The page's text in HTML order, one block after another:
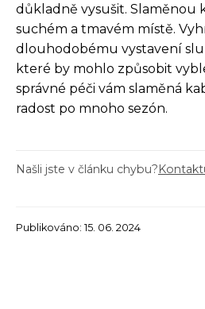
důkladně vysušit. Slaměnou
suchém a tmavém místě.
dlouhodobému vystavení
které by mohlo způsobit
správné péči vám slaměná
radost po mnoho sezón.
Našli jste v článku chybu?
Publikováno: 15. 06. 2024